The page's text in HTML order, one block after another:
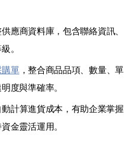
應商資料庫，包含聯絡資訊、
。
購單，整合商品品項、數量、單
度與準確率。
動計算進貨成本，有助企業掌握
金靈活運用。